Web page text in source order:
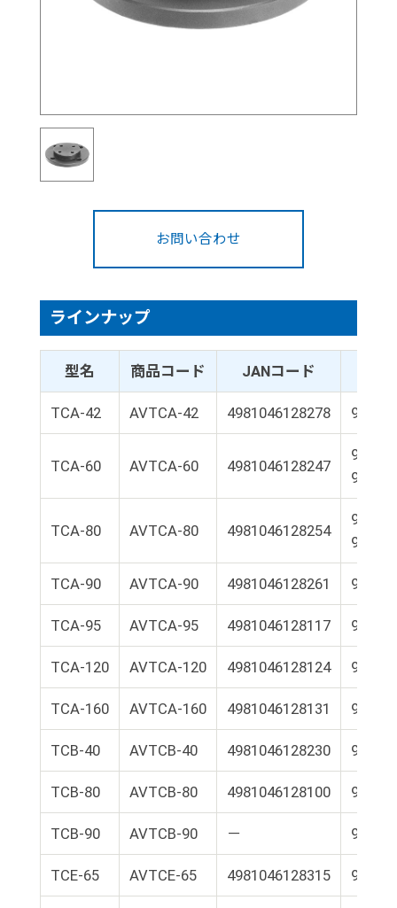
お問い合わせ
ラインナップ
型名 商品コード JANコード
TCA-42 AVTCA-42 4981046128278 9E01-
TCA-60 AVTCA-60 4981046128247
9E01-
9E01-
TCA-80 AVTCA-80 4981046128254
9E01-
9E01-
TCA-90 AVTCA-90 4981046128261 9E01-
TCA-95 AVTCA-95 4981046128117 9E01-
TCA-120 AVTCA-120 4981046128124 9E01-
TCA-160 AVTCA-160 4981046128131 9E01-
TCB-40 AVTCB-40 4981046128230 9E01-
TCB-80 AVTCB-80 4981046128100 9E01-
TCB-90 AVTCB-90 － 9E01-
TCE-65 AVTCE-65 4981046128315 9E01-